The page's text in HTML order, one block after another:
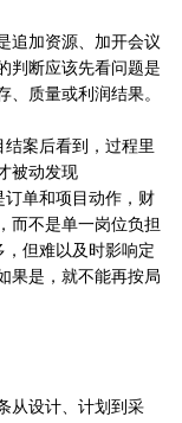
追加资源、加开会议
判断应该先看问题是
质量或利润结果。
案后看到，过程里
被动发现
单和项目动作，财
而不是单一岗位负担
但难以及时影响定
果是，就不能再按局
从设计、计划到采